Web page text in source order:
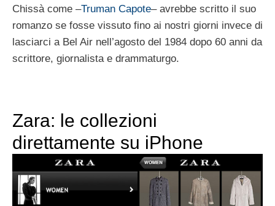
Chissà come –Truman Capote– avrebbe scritto il suo
romanzo se fosse vissuto fino ai nostri giorni invece di
lasciarci a Bel Air nell’agosto del 1984 dopo 60 anni da
scrittore, giornalista e drammaturgo.
Zara: le collezioni
direttamente su iPhone